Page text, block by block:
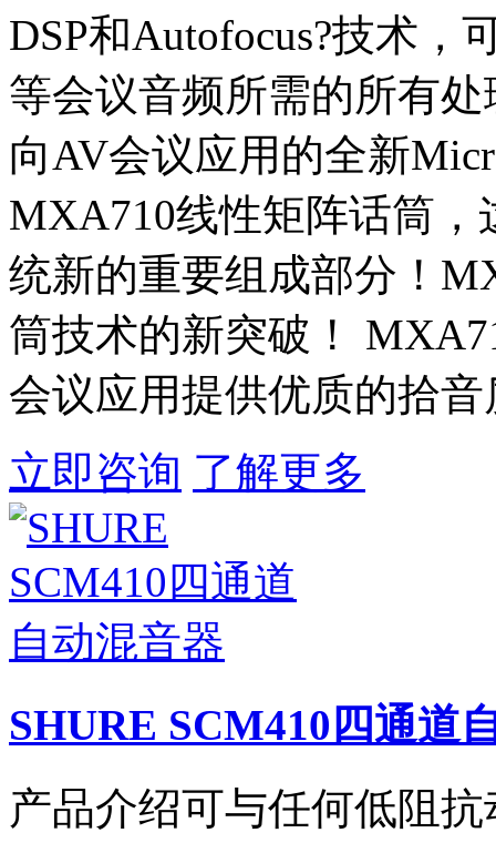
DSP和Autofocus?技术，
等会议音频所需的所有
向AV会议应用的全新
MXA710线性矩阵话筒，
统新的重要组成部分！
筒技术的新突破！
会议应用提供优质的拾
立即咨询 了解更多
SHURE SCM410四通道
产品介绍可与任何低阻